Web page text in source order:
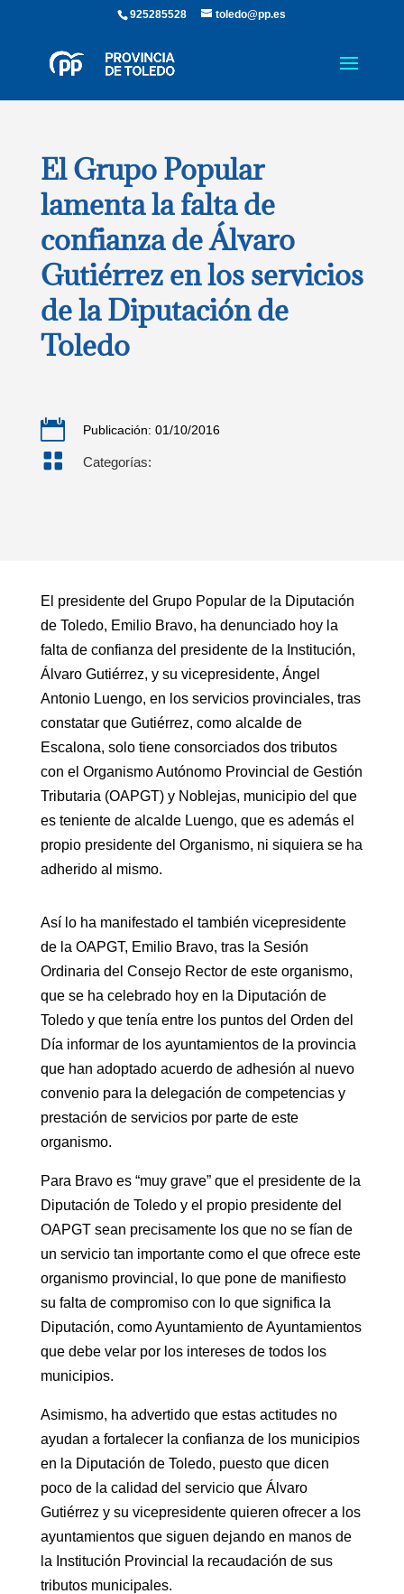
925285528 toledo@pp.es
El Grupo Popular
lamenta la falta de
confianza de Álvaro
Gutiérrez en los servicios
de la Diputación de
Toledo
 Publicación: 01/10/2016
 Categorías:
El presidente del Grupo Popular de la Diputación
de Toledo, Emilio Bravo, ha denunciado hoy la
falta de confianza del presidente de la Institución,
Álvaro Gutiérrez, y su vicepresidente, Ángel
Antonio Luengo, en los servicios provinciales, tras
constatar que Gutiérrez, como alcalde de
Escalona, solo tiene consorciados dos tributos
con el Organismo Autónomo Provincial de Gestión
Tributaria (OAPGT) y Noblejas, municipio del que
es teniente de alcalde Luengo, que es además el
propio presidente del Organismo, ni siquiera se ha
adherido al mismo.
Así lo ha manifestado el también vicepresidente
de la OAPGT, Emilio Bravo, tras la Sesión
Ordinaria del Consejo Rector de este organismo,
que se ha celebrado hoy en la Diputación de
Toledo y que tenía entre los puntos del Orden del
Día informar de los ayuntamientos de la provincia
que han adoptado acuerdo de adhesión al nuevo
convenio para la delegación de competencias y
prestación de servicios por parte de este
organismo.
Para Bravo es “muy grave” que el presidente de la
Diputación de Toledo y el propio presidente del
OAPGT sean precisamente los que no se fían de
un servicio tan importante como el que ofrece este
organismo provincial, lo que pone de manifiesto
su falta de compromiso con lo que significa la
Diputación, como Ayuntamiento de Ayuntamientos
que debe velar por los intereses de todos los
municipios.
Asimismo, ha advertido que estas actitudes no
ayudan a fortalecer la confianza de los municipios
en la Diputación de Toledo, puesto que dicen
poco de la calidad del servicio que Álvaro
Gutiérrez y su vicepresidente quieren ofrecer a los
ayuntamientos que siguen dejando en manos de
la Institución Provincial la recaudación de sus
tributos municipales.